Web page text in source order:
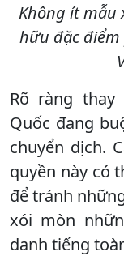
Không ít mẫu
hữu đặc
Rõ ràng
Quốc đang
chuyển dịch.
quyền này có
để tránh
xói mòn
danh tiếng